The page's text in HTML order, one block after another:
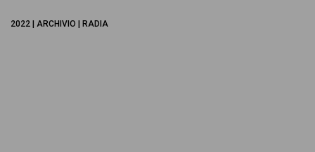
2022 | ARCHIVIO | RADIA